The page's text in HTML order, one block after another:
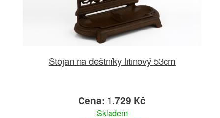
Stojan na deštníky litinový 53cm
Cena: 1.729 Kč
Skladem